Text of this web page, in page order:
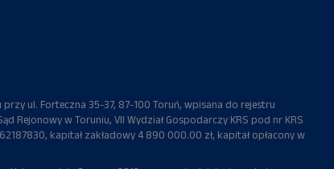
przy ul. Forteczna 35-37, 87-100 Toruń, wpisana do rejestru
Rejonowy w Toruniu, VII Wydział Gospodarczy KRS pod nr KRS
kapitał zakładowy 4 890 000.00 zł, kapitał opłacony w